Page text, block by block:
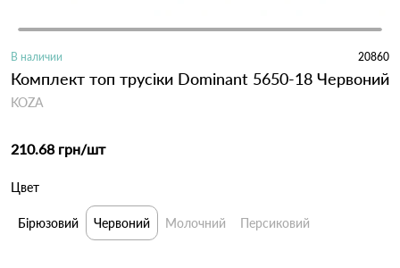
В наличии 20860
Комплект топ трусіки Dominant 5650-18 Червоний
KOZA
210.68 грн/шт
Цвет
Бірюзовий Червоний Молочний Персиковий